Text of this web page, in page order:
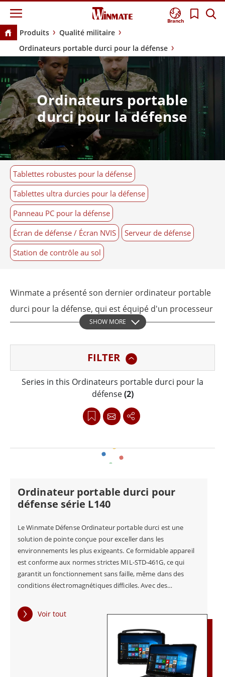
Branch
Produits
Qualité militaire
Ordinateurs portable durci pour la défense
Ordinateurs portable
durci pour la défense
Tablettes robustes pour la défense
Tablettes ultra durcies pour la défense
Panneau PC pour la défense
Écran de défense / Écran NVIS
Serveur de défense
Station de contrôle au sol
Winmate a présenté son dernier ordinateur portable
durci pour la défense, qui est équipé d'un processeur
Intel® Core™ Tiger Lake et du système d'exploitation
étanche est conçu pour prendre en charge des
options de connectivité sans fil complètes telles que
Wi-Fi, BT, GPS/ GLONASS et 4G LTE (en option) afin de
permettre aux travailleurs de rester connectés même
dans les endroits les plus reculés. L'Ordinateur
panneau populaire lisible en plein jour avec une
un traitement antireflet et un écran tactile capacitif
projectif convivial. L'ordinateur portable étanche
portabilité compacte et légère dans un facteur de
forme robuste.
SHOW MORE
FILTER
Series in this Ordinateurs portable durci pour la
défense(2)
Ordinateur portable durci pour
défense série L140
Le Winmate Défense Ordinateur portable durci est une
solution de pointe conçue pour exceller dans les
environnements les plus exigeants. Ce formidable appareil
est conforme aux normes strictes MIL-STD-461G, ce qui
garantit un fonctionnement sans faille, même dans des
conditions électromagnétiques difficiles. Avec des
CS118, vous pouvez être sûr que cet ordinateur portable
robuste ne faiblira pas quand il le faut. Mais ce n'est pas
tout. Le Winmate Défense ordinateur portable durci est
doté d'une technologie antireflet. Cette caractéristique
garantit que vous pouvez lire l'écran en plein soleil. Il est
parfait pour les missions en extérieur où une bonne
Voir tout